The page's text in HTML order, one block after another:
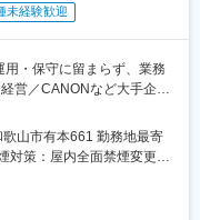
ります。
多くのエンジニアがリモ
営業担当が案件のアサイ
通貫でサポートします。
談を行い、仕事内容や職
ニアが成長していくため
未経験歓迎
・保守に留まらず、業務
営／CANONなど大手企業
必要不可欠な、電子機器
！
テム運用からスタート
山市有本661 勤務地最寄
対策：屋内全面禁煙変更の